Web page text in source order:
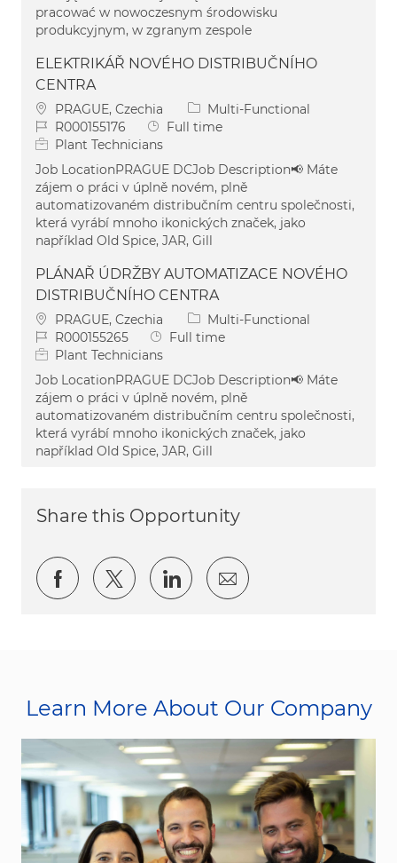
pracować w nowoczesnym środowisku
produkcyjnym, w zgranym zespole
ELEKTRIKÁŘ NOVÉHO DISTRIBUČNÍHO
CENTRA
Location
PRAGUE, Czechia Category
Multi-Functional
Job IdR000155176 Job Type
Full time
Plant Technicians
Job LocationPRAGUE DCJob Description📢 Máte
zájem o práci v úplně novém, plně
automatizovaném distribučním centru společnosti,
která vyrábí mnoho ikonických značek, jako
například Old Spice, JAR, Gill
PLÁNAŘ ÚDRŽBY AUTOMATIZACE NOVÉHO
DISTRIBUČNÍHO CENTRA
Location
PRAGUE, Czechia Category
Multi-Functional
Job IdR000155265 Job Type
Full time
Plant Technicians
Job LocationPRAGUE DCJob Description📢 Máte
zájem o práci v úplně novém, plně
automatizovaném distribučním centru společnosti,
která vyrábí mnoho ikonických značek, jako
například Old Spice, JAR, Gill
Share this Opportunity
Share via Facebook
Share via twitter
Share via LinkedIn
Share via email
Learn More About Our Company